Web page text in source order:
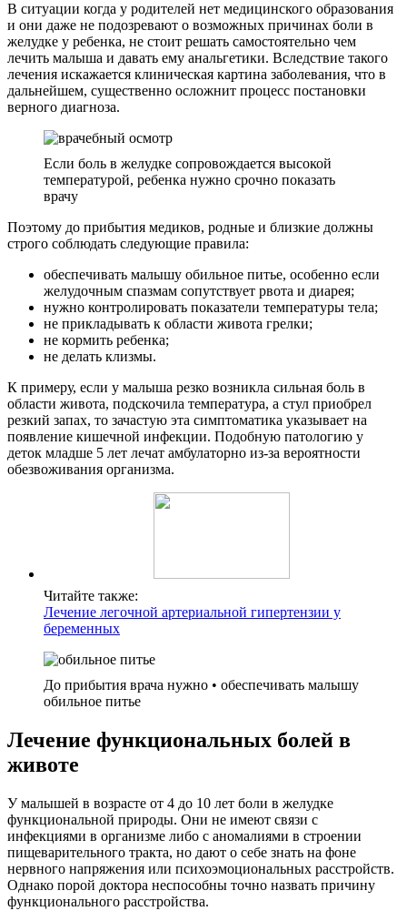
В ситуации когда у родителей нет медицинского образования
и они даже не подозревают о возможных причинах боли в
желудке у ребенка, не стоит решать самостоятельно чем
лечить малыша и давать ему анальгетики. Вследствие такого
лечения искажается клиническая картина заболевания, что в
дальнейшем, существенно осложнит процесс постановки
верного диагноза.
Если боль в желудке сопровождается высокой
температурой, ребенка нужно срочно показать
врачу
Поэтому до прибытия медиков, родные и близкие должны
строго соблюдать следующие правила:
обеспечивать малышу обильное питье, особенно если
желудочным спазмам сопутствует рвота и диарея;
нужно контролировать показатели температуры тела;
не прикладывать к области живота грелки;
не кормить ребенка;
не делать клизмы.
К примеру, если у малыша резко возникла сильная боль в
области живота, подскочила температура, а стул приобрел
резкий запах, то зачастую эта симптоматика указывает на
появление кишечной инфекции. Подобную патологию у
деток младше 5 лет лечат амбулаторно из-за вероятности
обезвоживания организма.
Читайте также:
Лечение легочной артериальной гипертензии у
беременных
До прибытия врача нужно • обеспечивать малышу
обильное питье
Лечение функциональных болей в
животе
У малышей в возрасте от 4 до 10 лет боли в желудке
функциональной природы. Они не имеют связи с
инфекциями в организме либо с аномалиями в строении
пищеварительного тракта, но дают о себе знать на фоне
нервного напряжения или психоэмоциональных расстройств.
Однако порой доктора неспособны точно назвать причину
функционального расстройства.